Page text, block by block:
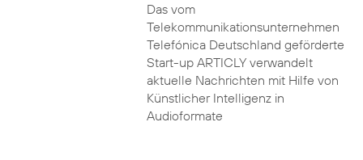
Das vom
Telekommunikationsunternehmen
Telefónica Deutschland geförderte
Start-up ARTICLY verwandelt
aktuelle Nachrichten mit Hilfe von
Künstlicher Intelligenz in
Audioformate